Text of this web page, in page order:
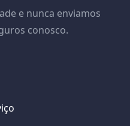
e nunca enviamos
conosco.